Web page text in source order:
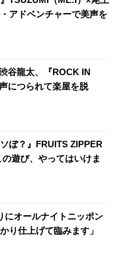
アドベンチャーで美声を
谷龍太、『ROCK IN
につられて楽屋を脱
ぼ？』FRUITS ZIPPER
遊び、やってはいけま
にオールナイトニッポン
り仕上げて臨みます」